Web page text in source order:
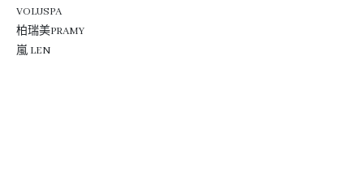
VOLUSPA
柏瑞美PRAMY
嵐 LEN